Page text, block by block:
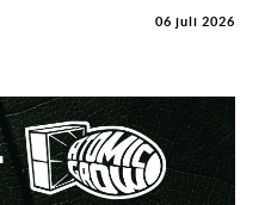
06 juli 2026